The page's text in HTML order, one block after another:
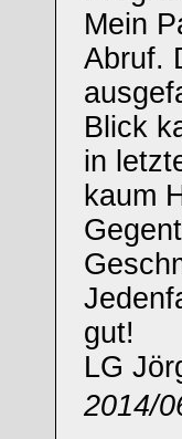
Mein
Abruf.
Blick
in
kaum
gut!
LG
2014/